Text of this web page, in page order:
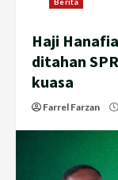
Haji
ditahan
kuasa
Farrel Farzan